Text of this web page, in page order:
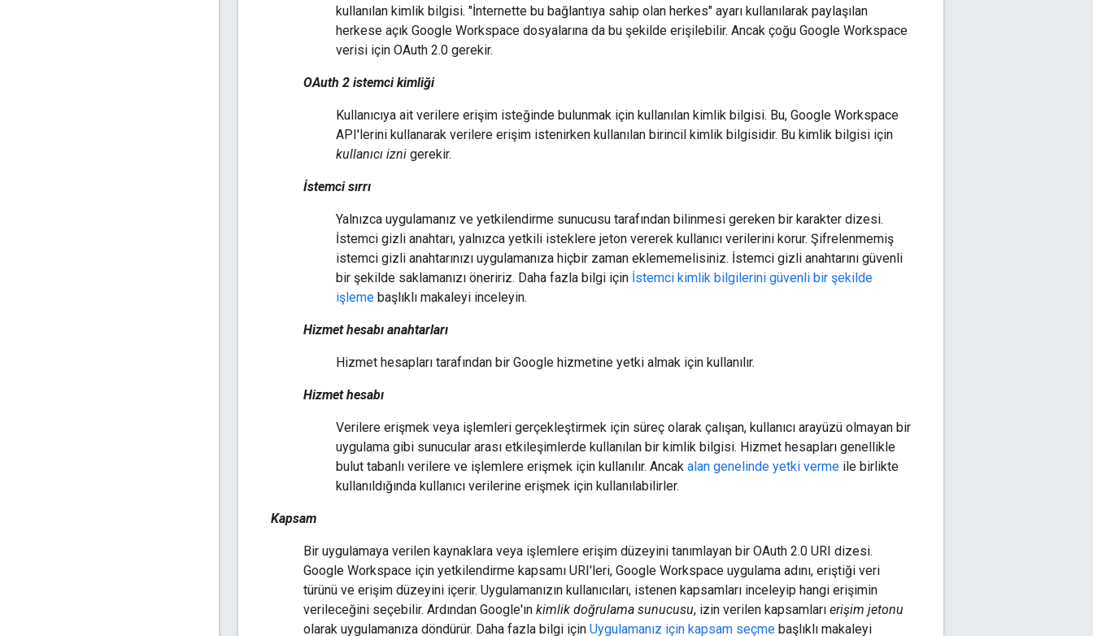
kullanılan kimlik bilgisi. "İnternette bu bağlantıya sahip olan herkes" ayarı kullanılarak paylaşılan
herkese açık Google Workspace dosyalarına da bu şekilde erişilebilir. Ancak çoğu Google Workspace
verisi için OAuth 2.0 gerekir.
OAuth 2 istemci kimliği
Kullanıcıya ait verilere erişim isteğinde bulunmak için kullanılan kimlik bilgisi. Bu, Google Workspace
API'lerini kullanarak verilere erişim istenirken kullanılan birincil kimlik bilgisidir. Bu kimlik bilgisi için
kullanıcı izni gerekir.
İstemci sırrı
Yalnızca uygulamanız ve yetkilendirme sunucusu tarafından bilinmesi gereken bir karakter dizesi.
İstemci gizli anahtarı, yalnızca yetkili isteklere jeton vererek kullanıcı verilerini korur. Şifrelenmemiş
istemci gizli anahtarınızı uygulamanıza hiçbir zaman eklememelisiniz. İstemci gizli anahtarını güvenli
bir şekilde saklamanızı öneririz. Daha fazla bilgi için İstemci kimlik bilgilerini güvenli bir şekilde
işleme başlıklı makaleyi inceleyin.
Hizmet hesabı anahtarları
Hizmet hesapları tarafından bir Google hizmetine yetki almak için kullanılır.
Hizmet hesabı
Verilere erişmek veya işlemleri gerçekleştirmek için süreç olarak çalışan, kullanıcı arayüzü olmayan bir
uygulama gibi sunucular arası etkileşimlerde kullanılan bir kimlik bilgisi. Hizmet hesapları genellikle
bulut tabanlı verilere ve işlemlere erişmek için kullanılır. Ancak alan genelinde yetki verme ile birlikte
kullanıldığında kullanıcı verilerine erişmek için kullanılabilirler.
Kapsam
Bir uygulamaya verilen kaynaklara veya işlemlere erişim düzeyini tanımlayan bir OAuth 2.0 URI dizesi.
Google Workspace için yetkilendirme kapsamı URI'leri, Google Workspace uygulama adını, eriştiği veri
türünü ve erişim düzeyini içerir. Uygulamanızın kullanıcıları, istenen kapsamları inceleyip hangi erişimin
verileceğini seçebilir. Ardından Google'ın kimlik doğrulama sunucusu, izin verilen kapsamları erişim jetonu
olarak uygulamanıza döndürür. Daha fazla bilgi için Uygulamanız için kapsam seçme başlıklı makaleyi